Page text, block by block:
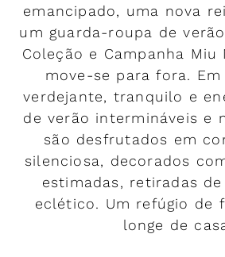
emancipado, uma nova
um guarda-roupa de
Coleção e Campanha Miu
move-se para fora.
verdejante, tranquilo e
de verão intermináveis e
são desfrutados em
silenciosa, decorados
estimadas, retiradas
eclético. Um refúgio de
longe de